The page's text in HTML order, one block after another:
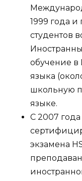
1999 года
студентов
обучение в
языка
школьную
языке.
С 2007
экзамена